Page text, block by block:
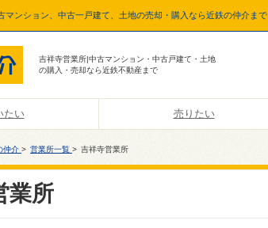
マンション、中古一戸建て、土地の売却・購入なら近鉄の仲介まで
吉祥寺営業所|中古マンション・中古戸建て・土地
の購入・売却なら近鉄不動産まで
たい 売りたい
仲介 > 営業所一覧 > 吉祥寺営業所
業所